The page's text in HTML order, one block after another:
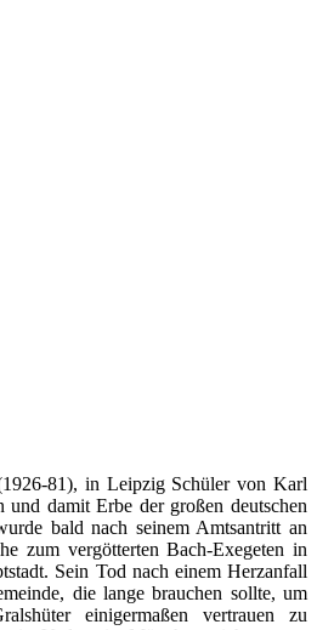
81), in Leipzig Schüler von Karl
und damit Erbe der großen deutschen
bald nach seinem Amtsantritt an
zum vergötterten Bach-Exegeten in
Sein Tod nach einem Herzanfall
die lange brauchen sollte, um
einigermaßen vertrauen zu